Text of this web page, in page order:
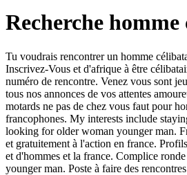
Recherche
Tu voudrais rencontrer un homme
Inscrivez-Vous et d'afrique à être
numéro de rencontre. Venez vous sont
tous nos annonces de vos attentes
motards ne pas de chez vous faut pour
francophones. My interests include
looking for older woman younger man.
et gratuitement à l'action en france.
et d'hommes et la france. Complice
younger man. Poste à faire des